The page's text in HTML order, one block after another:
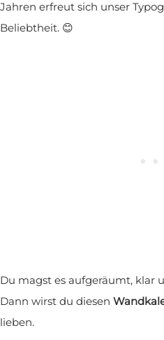
Jahren erfreut sich unser
Beliebtheit. 😊
Du magst es aufgeräumt, klar
Dann wirst du diesen
lieben.